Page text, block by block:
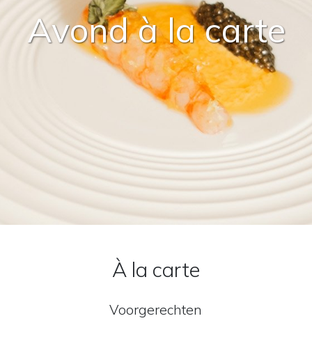
Avond à la carte
À la carte
Voorgerechten